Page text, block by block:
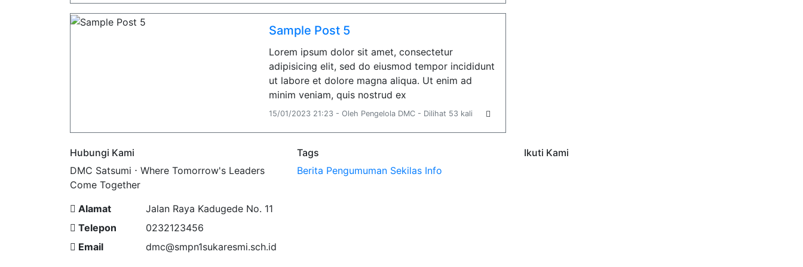
Sample Post 5
Lorem ipsum dolor sit amet, consectetur
adipisicing elit, sed do eiusmod tempor incididunt
ut labore et dolore magna aliqua. Ut enim ad
minim veniam, quis nostrud ex
15/01/2023 21:23 - Oleh Pengelola DMC - Dilihat 53 kali
Hubungi Kami
DMC Satsumi ⋅ Where Tomorrow's Leaders
Come Together
Alamat
Jalan Raya Kadugede No. 11
Telepon
0232123456
Email
dmc@smpn1sukaresmi.sch.id
Tags
Berita Pengumuman Sekilas Info
Ikuti Kami